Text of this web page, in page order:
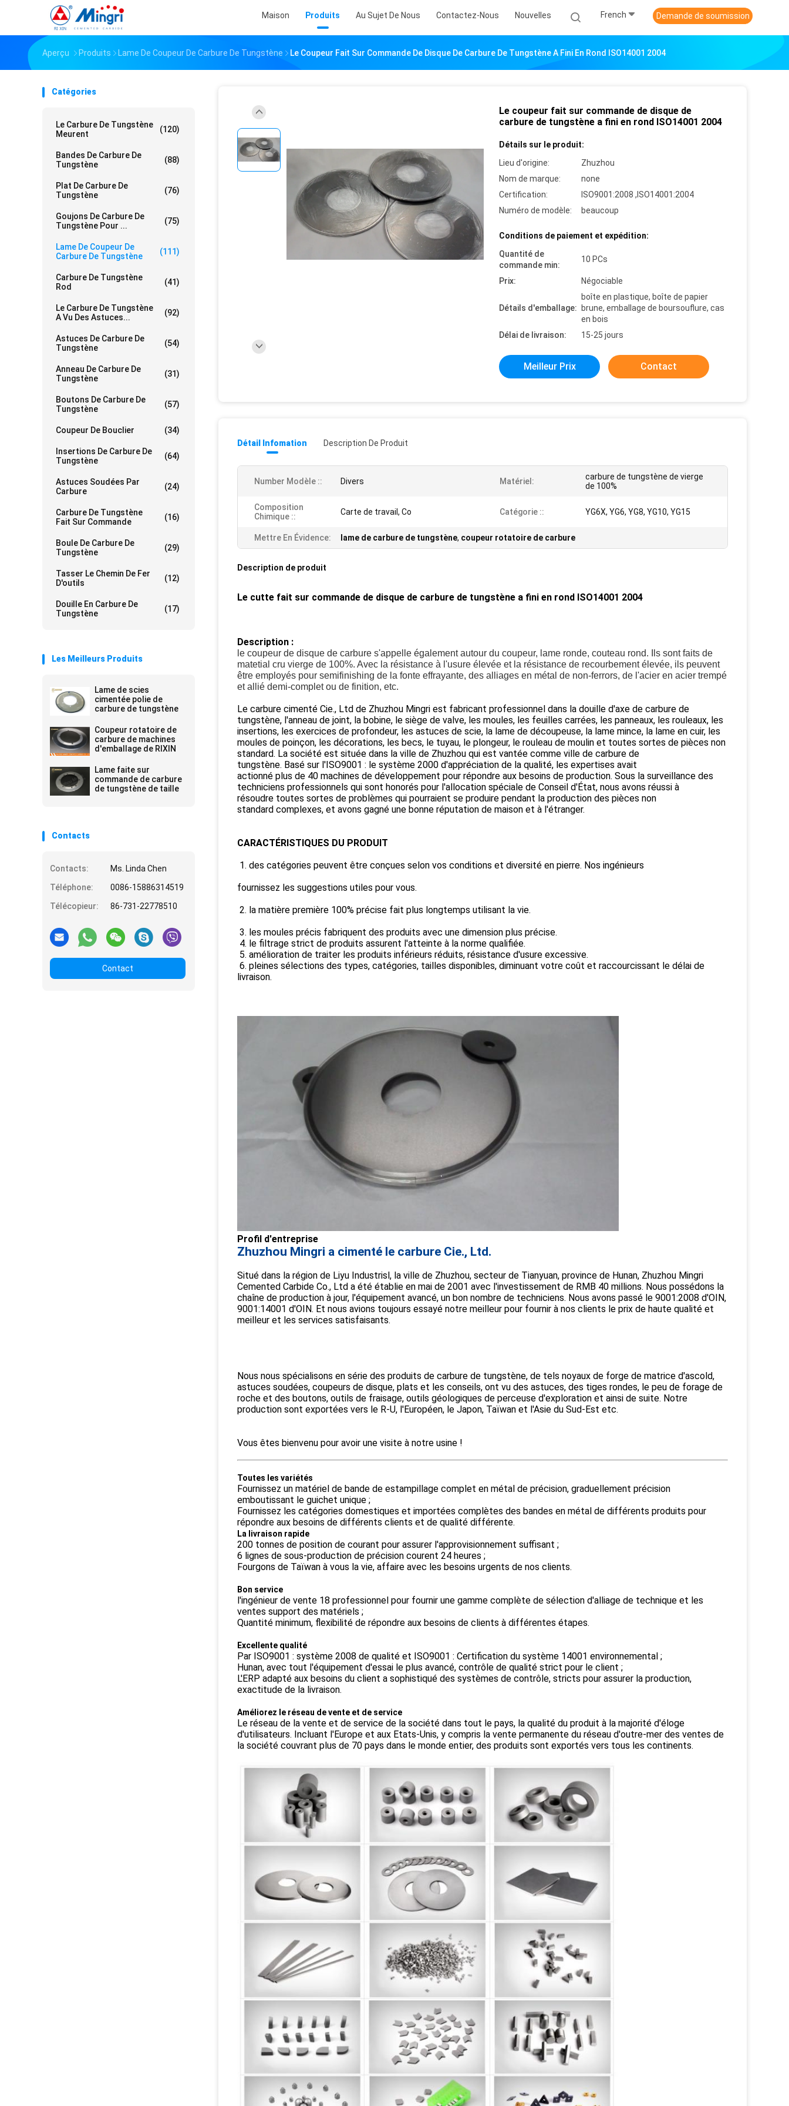
Maison Produits Au Sujet De Nous Contactez-Nous Nouvelles French Demande de soumission
Aperçu Produits Lame De Coupeur De Carbure De Tungstène Le Coupeur Fait Sur Commande De Disque De Carbure De Tungstène A Fini En Rond ISO14001 2004
Catégories
Le Carbure De Tungstène
Meurent
(120)
Bandes De Carbure De
Tungstène
(88)
Plat De Carbure De
Tungstène
(76)
Goujons De Carbure De
Tungstène Pour ...
(75)
Lame De Coupeur De
Carbure De Tungstène
(111)
Carbure De Tungstène
Rod
(41)
Le Carbure De Tungstène
A Vu Des Astuces...
(92)
Astuces De Carbure De
Tungstène
(54)
Anneau De Carbure De
Tungstène
(31)
Boutons De Carbure De
Tungstène
(57)
Coupeur De Bouclier (34)
Insertions De Carbure De
Tungstène
(64)
Astuces Soudées Par
Carbure
(24)
Carbure De Tungstène
Fait Sur Commande
(16)
Boule De Carbure De
Tungstène
(29)
Tasser Le Chemin De Fer
D'outils
(12)
Douille En Carbure De
Tungstène
(17)
Les Meilleurs Produits
Lame de scies
cimentée polie de
carbure de tungstène
Coupeur rotatoire de
carbure de machines
d'emballage de RIXIN
Lame faite sur
commande de carbure
de tungstène de taille
Contacts
Contacts:
Ms. Linda Chen
Téléphone:
0086-15886314519
Télécopieur:
86-731-22778510
Contact
Le coupeur fait sur commande de disque de
carbure de tungstène a fini en rond ISO14001 2004
Détails sur le produit:
Lieu d'origine:
Zhuzhou
Nom de marque:
none
Certification:
ISO9001:2008 ,ISO14001:2004
Numéro de modèle:
beaucoup
Conditions de paiement et expédition:
Quantité de
commande min:
10 PCs
Prix: Négociable
Détails d'emballage:
boîte en plastique, boîte de papier
brune, emballage de boursouflure, cas
en bois
Délai de livraison:
15-25 jours
Meilleur Prix Contact
Détail Infomation Description De Produit
Number Modèle :: Divers Matériel:
carbure de tungstène de vierge
de 100%
Composition
Chimique ::
Carte de travail, Co Catégorie :: YG6X, YG6, YG8, YG10, YG15
Mettre En Évidence: lame de carbure de tungstène, coupeur rotatoire de carbure
Description de produit
Le cutte fait sur commande de disque de carbure de tungstène a fini en rond ISO14001 2004
Description :
le coupeur de disque de carbure s'appelle également autour du coupeur, lame ronde, couteau rond. Ils sont faits de
matetial cru vierge de 100%. Avec la résistance à l'usure élevée et la résistance de recourbement élevée, ils peuvent
être employés pour semifinishing de la fonte effrayante, des alliages en métal de non-ferrors, de l'acier en acier trempé
et allié demi-complet ou de finition, etc.
Le carbure cimenté Cie., Ltd de Zhuzhou Mingri est fabricant professionnel dans la douille d'axe de carbure de
tungstène, l'anneau de joint, la bobine, le siège de valve, les moules, les feuilles carrées, les panneaux, les rouleaux, les
insertions, les exercices de profondeur, les astuces de scie, la lame de découpeuse, la lame mince, la lame en cuir, les
moules de poinçon, les décorations, les becs, le tuyau, le plongeur, le rouleau de moulin et toutes sortes de pièces non
standard. La société est située dans la ville de Zhuzhou qui est vantée comme ville de carbure de
tungstène. Basé sur l'ISO9001 : le système 2000 d'appréciation de la qualité, les expertises avait
actionné plus de 40 machines de développement pour répondre aux besoins de production. Sous la surveillance des
techniciens professionnels qui sont honorés pour l'allocation spéciale de Conseil d'État, nous avons réussi à
résoudre toutes sortes de problèmes qui pourraient se produire pendant la production des pièces non
standard complexes, et avons gagné une bonne réputation de maison et à l'étranger.
CARACTÉRISTIQUES DU PRODUIT
1. des catégories peuvent être conçues selon vos conditions et diversité en pierre. Nos ingénieurs
fournissez les suggestions utiles pour vous.
2. la matière première 100% précise fait plus longtemps utilisant la vie.
3. les moules précis fabriquent des produits avec une dimension plus précise.
4. le filtrage strict de produits assurent l'atteinte à la norme qualifiée.
5. amélioration de traiter les produits inférieurs réduits, résistance d'usure excessive.
6. pleines sélections des types, catégories, tailles disponibles, diminuant votre coût et raccourcissant le délai de
livraison.
Profil d'entreprise
Zhuzhou Mingri a cimenté le carbure Cie., Ltd.
Situé dans la région de Liyu Industrisl, la ville de Zhuzhou, secteur de Tianyuan, province de Hunan, Zhuzhou Mingri
Cemented Carbide Co., Ltd a été établie en mai de 2001 avec l'investissement de RMB 40 millions. Nous possédons la
chaîne de production à jour, l'équipement avancé, un bon nombre de techniciens. Nous avons passé le 9001:2008 d'OIN,
9001:14001 d'OIN. Et nous avions toujours essayé notre meilleur pour fournir à nos clients le prix de haute qualité et
meilleur et les services satisfaisants.
Nous nous spécialisons en série des produits de carbure de tungstène, de tels noyaux de forge de matrice d'ascold,
astuces soudées, coupeurs de disque, plats et les conseils, ont vu des astuces, des tiges rondes, le peu de forage de
roche et des boutons, outils de fraisage, outils géologiques de perceuse d'exploration et ainsi de suite. Notre
production sont exportées vers le R-U, l'Européen, le Japon, Taïwan et l'Asie du Sud-Est etc.
Vous êtes bienvenu pour avoir une visite à notre usine !
Toutes les variétés
Fournissez un matériel de bande de estampillage complet en métal de précision, graduellement précision
emboutissant le guichet unique ;
Fournissez les catégories domestiques et importées complètes des bandes en métal de différents produits pour
répondre aux besoins de différents clients et de qualité différente.
La livraison rapide
200 tonnes de position de courant pour assurer l'approvisionnement suffisant ;
6 lignes de sous-production de précision courent 24 heures ;
Fourgons de Taïwan à vous la vie, affaire avec les besoins urgents de nos clients.
Bon service
l'ingénieur de vente 18 professionnel pour fournir une gamme complète de sélection d'alliage de technique et les
ventes support des matériels ;
Quantité minimum, flexibilité de répondre aux besoins de clients à différentes étapes.
Excellente qualité
Par ISO9001 : système 2008 de qualité et ISO9001 : Certification du système 14001 environnemental ;
Hunan, avec tout l'équipement d'essai le plus avancé, contrôle de qualité strict pour le client ;
L'ERP adapté aux besoins du client a sophistiqué des systèmes de contrôle, stricts pour assurer la production,
exactitude de la livraison.
Améliorez le réseau de vente et de service
Le réseau de la vente et de service de la société dans tout le pays, la qualité du produit à la majorité d'éloge
d'utilisateurs. Incluant l'Europe et aux Etats-Unis, y compris la vente permanente du réseau d'outre-mer des ventes de
la société couvrant plus de 70 pays dans le monde entier, des produits sont exportés vers tous les continents.